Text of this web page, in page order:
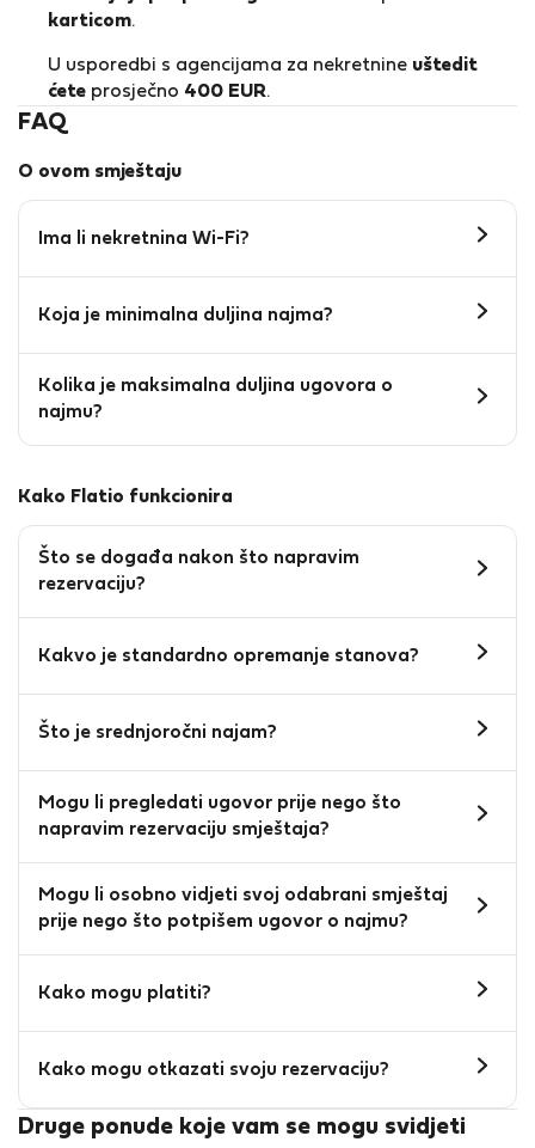
karticom.
U usporedbi s agencijama za nekretnine uštedit
ćete prosječno 400 EUR.
FAQ
O ovom smještaju
Ima li nekretnina Wi-Fi?
Koja je minimalna duljina najma?
Kolika je maksimalna duljina ugovora o
najmu?
Kako Flatio funkcionira
Što se događa nakon što napravim
rezervaciju?
Kakvo je standardno opremanje stanova?
Što je srednjoročni najam?
Mogu li pregledati ugovor prije nego što
napravim rezervaciju smještaja?
Mogu li osobno vidjeti svoj odabrani smještaj
prije nego što potpišem ugovor o najmu?
Kako mogu platiti?
Kako mogu otkazati svoju rezervaciju?
Druge ponude koje vam se mogu svidjeti